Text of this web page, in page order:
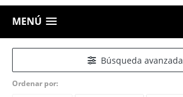
MENÚ
Búsqueda avanzada
Ordenar por: